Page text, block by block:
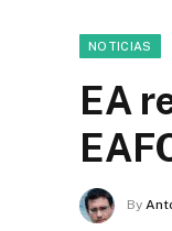
NOTICIAS
EA
By